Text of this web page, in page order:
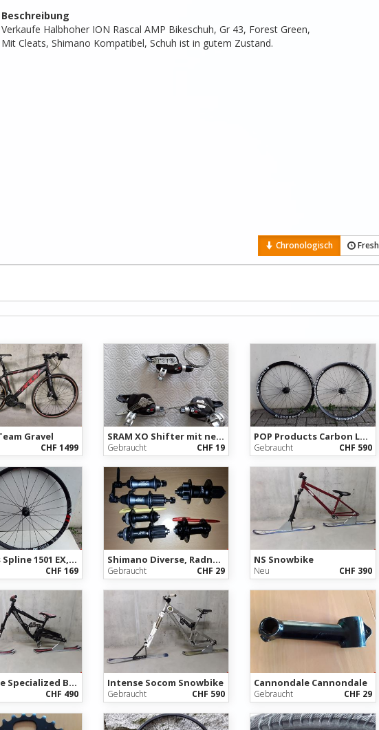
Beschreibung
Verkaufe Halbhoher ION Rascal AMP Bikeschuh, Gr 43, Forest Green,
Mit Cleats, Shimano Kompatibel, Schuh ist in gutem Zustand.
Chronologisch Fresh
Gravel
CHF 1499
SRAM XO Shifter mit neuem Kabel, guter Zustand.
Gebraucht CHF 19
POP Products Carbon Laufradsatz 27.5, 1.55Kg
Gebraucht CHF 590
DT Swiss Spline 1501 EX, 27.5, 110x20
CHF 169
Shimano Diverse, Radnaben
Gebraucht CHF 29
NS Snowbike
Neu CHF 390
Snowbike Specialized Big Hit Snowbike
CHF 490
Intense Socom Snowbike
Gebraucht CHF 590
Cannondale Cannondale
Gebraucht CHF 29